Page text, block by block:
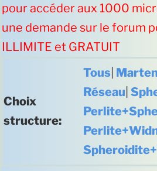
pour accéder aux 1000
une demande sur le forum
ILLIMITE et GRATUIT
Choix
structure:
Tous
Réseau